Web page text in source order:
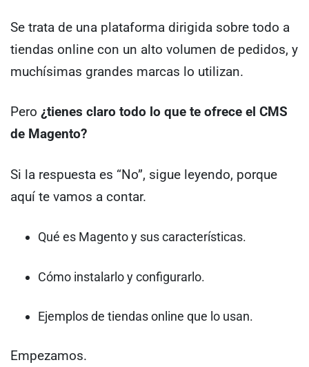
Se trata de una plataforma dirigida sobre todo a
tiendas online con un alto volumen de pedidos, y
muchísimas grandes marcas lo utilizan.
Pero ¿tienes claro todo lo que te ofrece el CMS
de Magento?
Si la respuesta es “No”, sigue leyendo, porque
aquí te vamos a contar.
Qué es Magento y sus características.
Cómo instalarlo y configurarlo.
Ejemplos de tiendas online que lo usan.
Empezamos.